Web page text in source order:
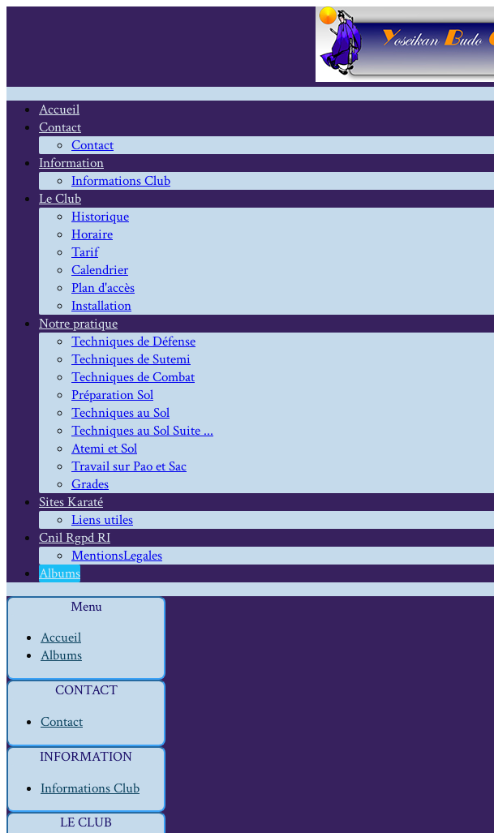
Accueil
Contact
Contact
Information
Informations Club
Le Club
Historique
Horaire
Tarif
Calendrier
Plan d'accès
Installation
Notre pratique
Techniques de Défense
Techniques de Sutemi
Techniques de Combat
Préparation Sol
Techniques au Sol
Techniques au Sol Suite ...
Atemi et Sol
Travail sur Pao et Sac
Grades
Sites Karaté
Liens utiles
Cnil Rgpd RI
MentionsLegales
Albums
Menu
Accueil
Albums
CONTACT
Contact
INFORMATION
Informations Club
LE CLUB